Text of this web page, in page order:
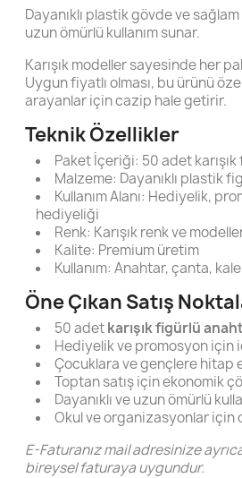
Dayanıklı plastik gövde ve
uzun ömürlü kullanım sunar.
Karışık modeller sayesinde her
Uygun fiyatlı olması, bu ürünü
arayanlar için cazip hale getirir.
Teknik Özellikler
Paket İçeriği: 50 adet
Malzeme: Dayanıklı plastik
Kullanım Alanı: Hediyelik,
hediyeliği
Renk: Karışık renk ve
Kalite: Premium üretim
Kullanım: Anahtar, çanta,
Öne Çıkan Satış
50 adetkarışık figürlü
Hediyelik ve promosyon için
Çocuklara ve gençlere hitap
Toptan satış için ekonomik
Dayanıklı ve uzun ömürlü
Okul ve organizasyonlar için
E-Faturanız mail adresinize
bireysel faturaya uygundur.